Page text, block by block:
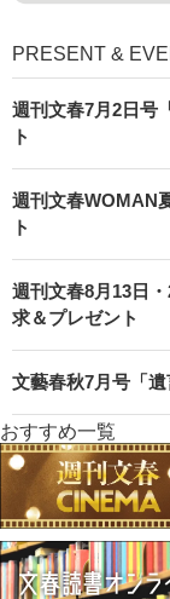
PRESENT &
週刊文春7月2日号
ト
週刊文春WOMAN
ト
週刊文春8月13日
求＆プレゼント
文藝春秋7月号「
おすすめ一覧